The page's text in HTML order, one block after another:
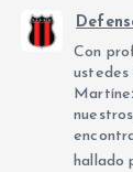
Con
ustedes
hallado